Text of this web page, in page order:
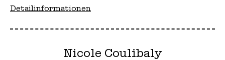
Detailinformationen
Nicole Coulibaly